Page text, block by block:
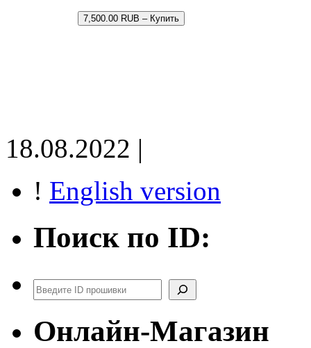
7,500.00 RUB – Купить
18.08.2022 |
! English version
Поиск по ID:
Поиск
Онлайн-Магазин